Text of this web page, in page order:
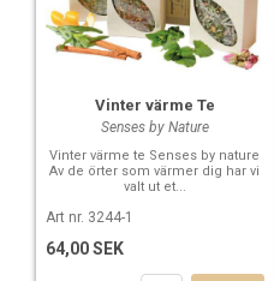
Vinter värme Te
Senses by Nature
Vinter värme te Senses by nature
Av de örter som värmer dig har vi
valt ut et...
Art nr. 3244-1
64,00 SEK